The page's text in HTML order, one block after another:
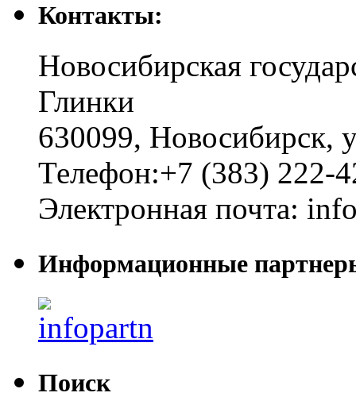
Контакты:
Новосибирская
Глинки
630099, Новосибирск,
Телефон:+7 (383) 222-
Электронная почта:
Информационные
Поиск